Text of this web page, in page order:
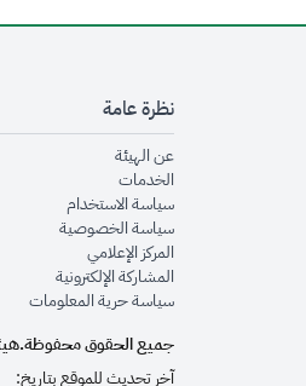
نظرة عامة
عن الهيئةin new window
الخدماتin new window
سياسة الاستخدام
سياسة الخصوصيةwindow
المركز الإعلاميwindow
المشاركة الإلكترونية
سياسة حرية المعلومات
جميع الحقوق محفوظة.
آخر تحديث للموقع بتاريخ: